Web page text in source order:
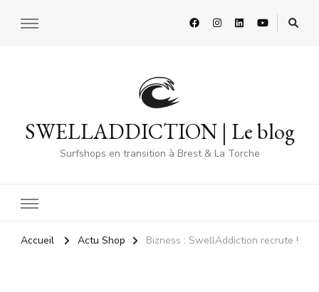
SWELLADDICTION | Le blog
Surfshops en transition à Brest & La Torche
Accueil Actu Shop Bizness : SwellAddiction recrute !